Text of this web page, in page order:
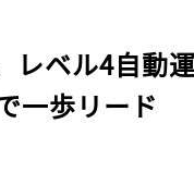
レベル4自動
一歩リード